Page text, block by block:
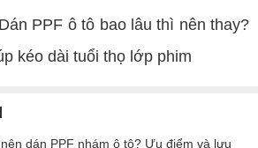
Dán PPF ô tô bao lâu thì nên thay?
kéo dài tuổi thọ lớp phim
dán PPF nhám ô tô? Ưu điểm và lưu